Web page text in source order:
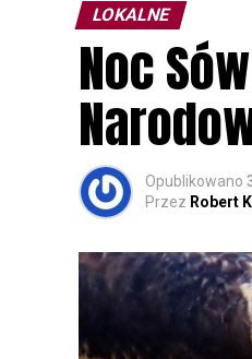
LOKALNE
Noc
Opublikowano
Przez Robert